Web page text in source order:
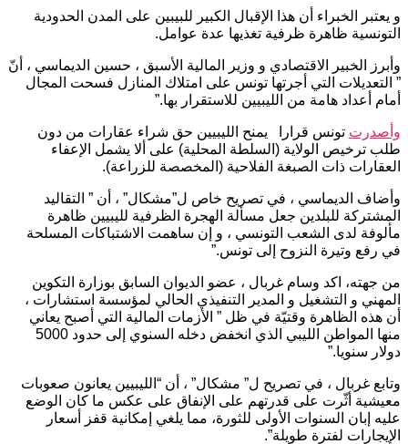
و يعتبر الخبراء أن هذا الإقبال الكبير للبيبين على المدن الحدودية
التونسية ظاهرة ظرفية تغذيها عدة عوامل.
وأبرز الخبير الاقتصادي و وزير المالية الأسبق ، حسين الديماسي ، أنّ
” التعديلات التي أجرتها تونس على امتلاك المنازل فسحت المجال
أمام أعداد هامة من الليبيين للاستقرار بها.”
وأصدرت تونس قرارا يمنح الليبيين حق شراء عقارات من دون
طلب ترخيص الولاية (السلطة المحلية) على ألا يشمل الإعفاء
العقارات ذات الصبغة الفلاحية (المخصصة للزراعة).
وأضاف الديماسي ، في تصريح خاص ل”مشكال” ، أن ” التقاليد
المشتركة للبلدين جعل مسألة الهجرة الظرفية لليبيين ظاهرة
مألوفة لدى الشعب التونسي ، و إن ساهمت الاشتباكات المسلحة
في رفع وتيرة النزوح إلى تونس.”
من جهته، اكد وسام غربال ، عضو الديوان السابق بوزارة التكوين
المهني و التشغيل و المدير التنفيذي الحالي لمؤسسة استشارات ،
أن هذه الظاهرة وقتيّة في ظل ” الأزمات المالية التي أصبح يعاني
منها المواطن الليبي الذي انخفض دخله السنوي إلى حدود 5000
دولار سنويا.”
وتابع غربال ، في تصريح ل” مشكال” ، أن “الليبيين يعانون صعوبات
معيشية أثّرت على قدرتهم على الإنفاق على عكس ما كان الوضع
عليه إبان السنوات الأولى للثورة، مما يلغي إمكانية قفز أسعار
الإيجارات لفترة طويلة”.